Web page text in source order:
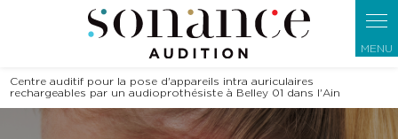
Centre auditif pour la pose d'appareils intra auriculaires
rechargeables par un audioprothésiste à Belley 01 dans l'Ain
Panneau de gestion des cookies